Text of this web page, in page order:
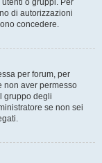
o gruppi. Per
di autorizzazioni
concedere.
per forum, per
non aver permesso
gruppo degli
se non sei